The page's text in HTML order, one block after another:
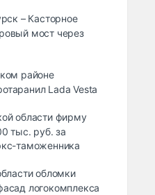
– Касторное
мост через
районе
Lada Vesta
области фирму
тыс. руб. за
таможенника
обломки
логокомплекса